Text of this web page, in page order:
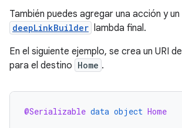
También puedes agregar una acción y
deepLinkBuilder
lambda final.
En el siguiente ejemplo, se crea un URI
para el destino Home .
@Serializable data object Home